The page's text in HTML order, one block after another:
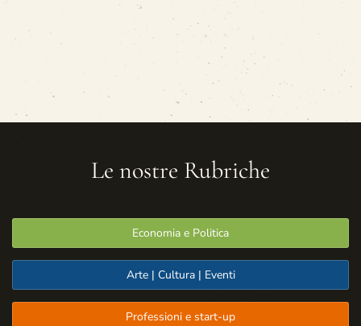
Le nostre Rubriche
Economia e Politica
Arte | Cultura | Eventi
Professioni e start-up